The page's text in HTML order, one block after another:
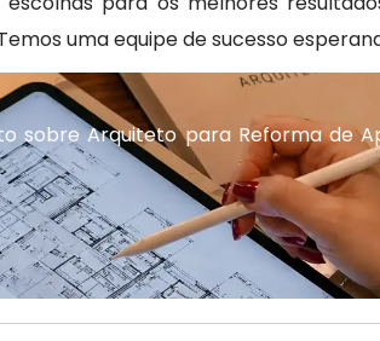
uma equipe de sucesso
sobre Arquiteto para Reforma de